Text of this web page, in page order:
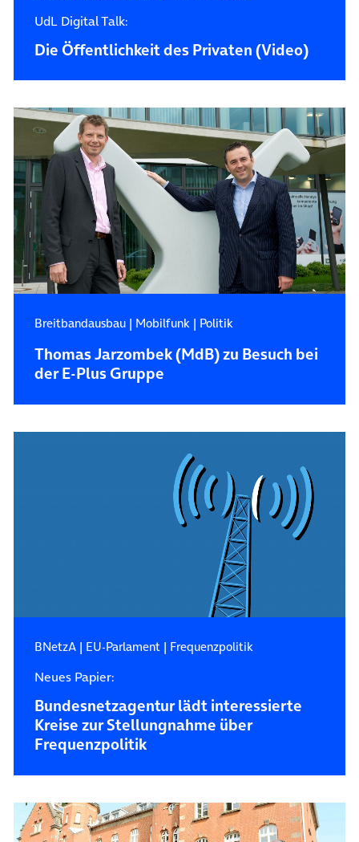
UdL Digital Talk:
Die Öffentlichkeit des Privaten (Video)
Breitbandausbau| Mobilfunk| Politik
Thomas Jarzombek (MdB) zu Besuch bei
der E-Plus Gruppe
BNetzA| EU-Parlament| Frequenzpolitik
Neues Papier:
Bundesnetzagentur lädt interessierte
Kreise zur Stellungnahme über
Frequenzpolitik